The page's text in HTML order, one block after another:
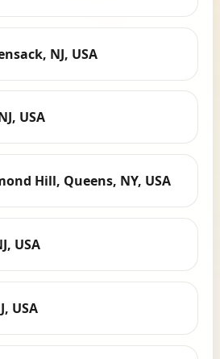
NJ, USA
USA
Hill, Queens, NY, USA
USA
USA